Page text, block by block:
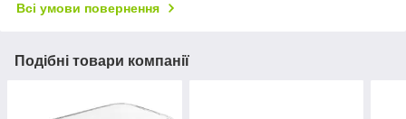
Всі умови повернення
Подібні товари компанії